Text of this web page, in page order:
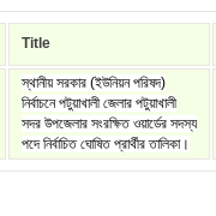
Title
স্থানীয় সরকার (ইউনিয়ন পরিষদ)
নির্বাচনে পটুয়াখালী জেলার পটুয়াখালী
সদর উপজেলার সংরক্ষিত ওয়ার্ডের সদস্য
পদে নির্বাচিত ঘোষিত প্রার্থীর তালিকা।